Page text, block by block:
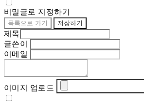
비밀글로 지정하기
목록으로 가기 저장하기
제목
글쓴이
이메일
이미지 업로드